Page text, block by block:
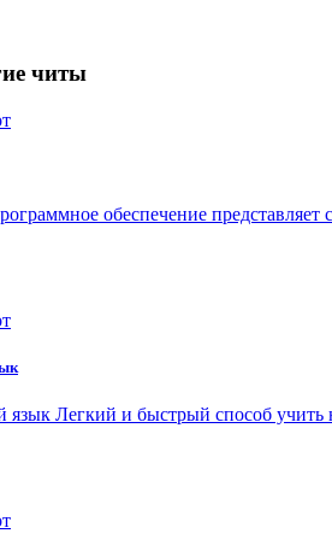
читы
обеспечение
Легкий и быстрый способ